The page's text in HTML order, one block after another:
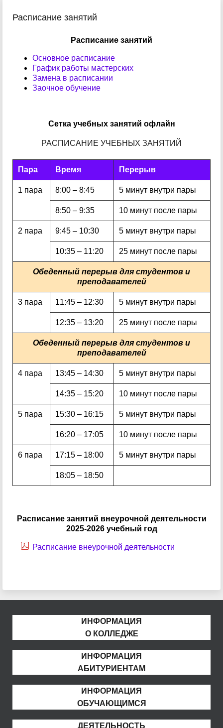
Расписание занятий
Расписание занятий
Основное расписание
График работы мастерских
Замена в расписании
Заочное обучение
Сетка учебных занятий офлайн
РАСПИСАНИЕ УЧЕБНЫХ ЗАНЯТИЙ
Пара Время Перерыв
1 пара 8:00 – 8:45 5 минут внутри пары
8:50 – 9:35 10 минут после пары
2 пара 9:45 – 10:30 5 минут внутри пары
10:35 – 11:20 25 минут после пары
Обеденный перерыв для студентов и
преподавателей
3 пара 11:45 – 12:30 5 минут внутри пары
12:35 – 13:20 25 минут после пары
Обеденный перерыв для студентов и
преподавателей
4 пара 13:45 – 14:30 5 минут внутри пары
14:35 – 15:20 10 минут после пары
5 пара 15:30 – 16:15 5 минут внутри пары
16:20 – 17:05 10 минут после пары
6 пара 17:15 – 18:00 5 минут внутри пары
18:05 – 18:50
Расписание занятий внеурочной деятельности
2025-2026 учебный год
Расписание внеурочной деятельности
ИНФОРМАЦИЯ
О КОЛЛЕДЖЕ
ИНФОРМАЦИЯ
АБИТУРИЕНТАМ
ИНФОРМАЦИЯ
ОБУЧАЮЩИМСЯ
ДЕЯТЕЛЬНОСТЬ